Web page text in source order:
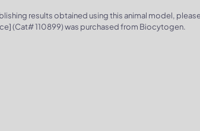
results obtained using this animal model,
(Cat# 110899) was purchased from Biocytogen.